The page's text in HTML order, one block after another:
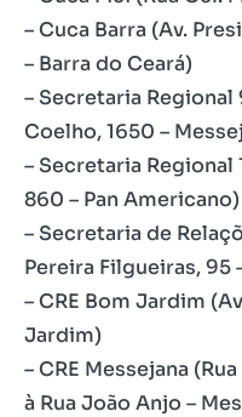
– Cuca Barra (Av.
– Barra do Ceará)
– Secretaria Regional
Coelho, 1650 –
– Secretaria Regional
860 – Pan Americano)
– Secretaria de
Pereira Filgueiras, 95
– CRE Bom Jardim
Jardim)
– CRE Messejana
à Rua João Anjo –